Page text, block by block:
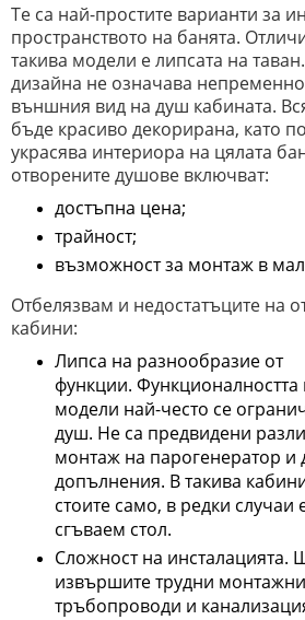
Те са най-простите варианти за
пространството на банята.
такива модели е липсата на
дизайна не означава непременно
външния вид на душ кабината.
бъде красиво декорирана, като
украсява интериора на цялата
отворените душове включват:
достъпна цена;
трайност;
възможност за монтаж в
Отбелязвам и недостатъците на
кабини:
Липса на разнообразие от
функции. Функционалността
модели най-често се
душ. Не са предвидени
монтаж на парогенератор и
допълнения. В такива
стоите само, в редки случаи
сгъваем стол.
Сложност на инсталацията.
извършите трудни
тръбопроводи и